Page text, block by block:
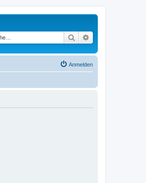
Suche
Anmelden